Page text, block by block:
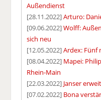
Außendienst
[28.11.2022]Arturo:
[09.06.2022]Wolff:
sich neu
[12.05.2022]Ardex: Fünf
[08.04.2022] Mapei:
Rhein-Main
[22.03.2022] Janser
[07.02.2022] Bona